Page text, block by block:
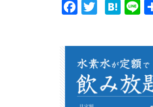
F
b
o
o
k
T
er
H
n
a
Li